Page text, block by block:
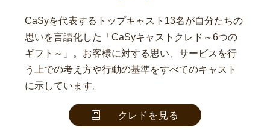
CaSyを代表するトップキャスト13名が自分たちの
思いを言語化した「CaSyキャストクレド～6つの
ギフト～」。お客様に対する思い、サービスを行
う上での考え方や行動の基準をすべてのキャスト
に示しています。
クレドを見る